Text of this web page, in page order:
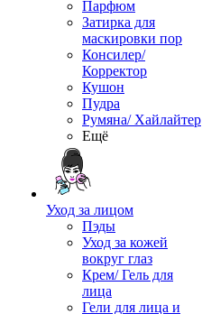
Парфюм
Затирка для
маскировки пор
Консилер/
Корректор
Кушон
Пудра
Румяна/ Хайлайтер
Ещё
Уход за лицом
Пэды
Уход за кожей
вокруг глаз
Крем/ Гель для
лица
Гели для лица и